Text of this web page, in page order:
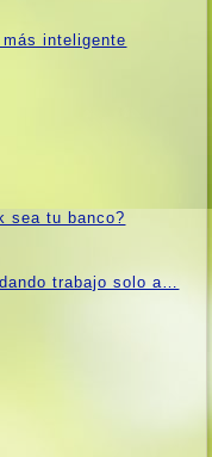
inteligente
sea tu banco?
trabajo solo a…